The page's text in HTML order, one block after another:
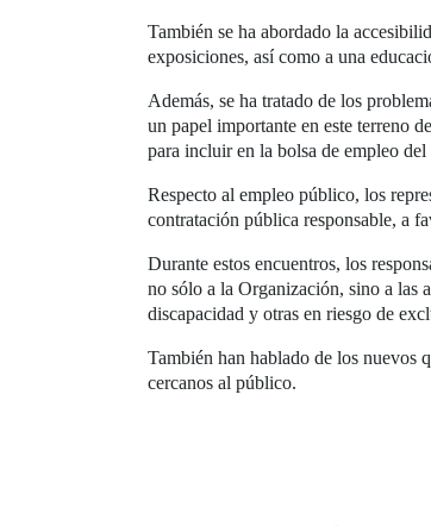
También se ha abordado la
exposiciones, así como a una
Además, se ha tratado de los
un papel importante en este terreno
para incluir en la bolsa de empleo
Respecto al empleo público, los
contratación pública responsable, a
Durante estos encuentros, los
no sólo a la Organización, sino a las
discapacidad y otras en riesgo de
También han hablado de los nuevos
cercanos al público.